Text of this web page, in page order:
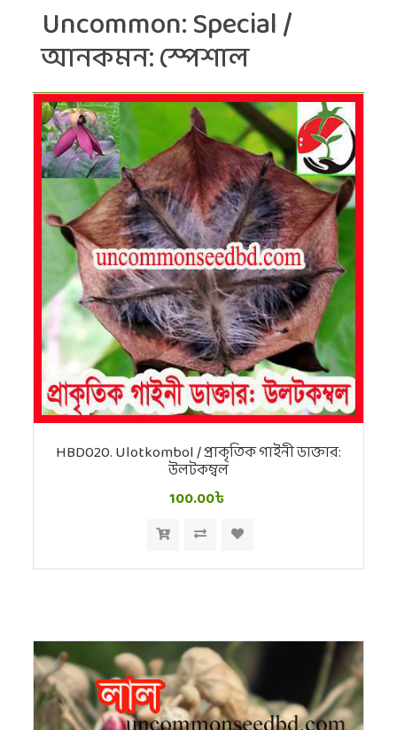
Uncommon: Special /
আনকমন: স্পেশাল
HBD020. Ulotkombol / প্রাকৃতিক গাইনী ডাক্তার:
উলটকম্বল
100.00৳